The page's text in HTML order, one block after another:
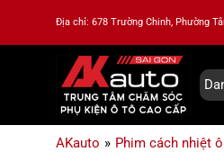
nội
Địa chỉ: 678 Trường Chinh, Phường
AKauto » Phim cách nhiệt